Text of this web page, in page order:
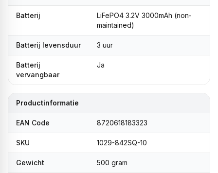
Batterij
LiFePO4 3.2V 3000mAh (non-
maintained)
Batterij levensduur 3 uur
Batterij
vervangbaar
Ja
Productinformatie
EAN Code 8720618183323
SKU 1029-842SQ-10
Gewicht 500 gram